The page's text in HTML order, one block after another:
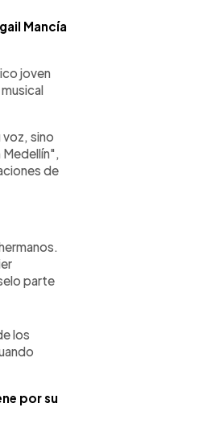
Mancía
joven
voz, sino
Medellín",
de
parte
los
por su